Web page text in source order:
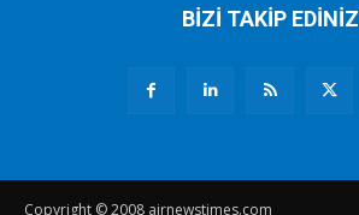
BİZİ TAKİP EDİNİZ
Copyright © 2008 airnewstimes.com